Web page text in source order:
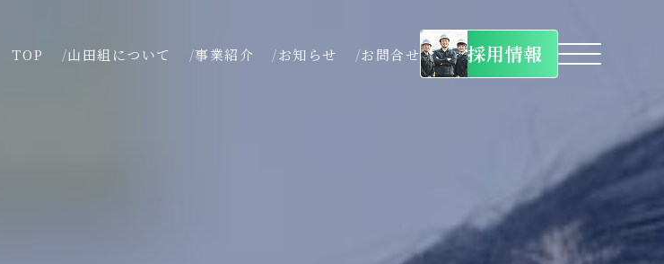
TOP 山田組について 事業紹介 お知らせ お問合せ 採用情報